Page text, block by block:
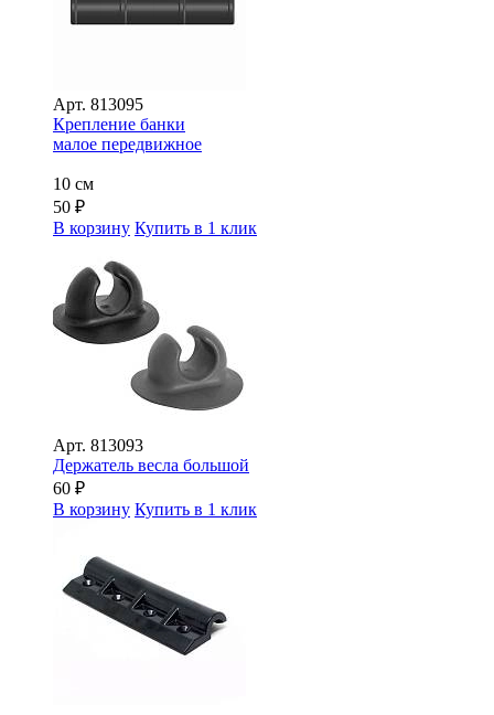
Арт. 813095
Крепление банки
малое передвижное
10 см
50 ₽
В корзину Купить в 1 клик
Арт. 813093
Держатель весла большой
60 ₽
В корзину Купить в 1 клик